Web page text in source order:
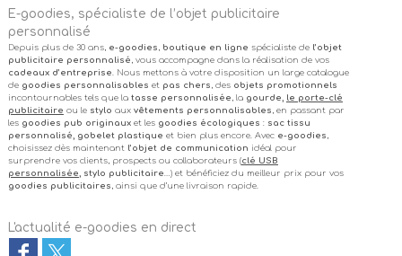
E-goodies, spécialiste de l’objet publicitaire
personnalisé
Depuis plus de 30 ans, e-goodies , boutique en ligne spécialiste de l’objet
publicitaire personnalisé , vous accompagne dans la réalisation de vos
cadeaux d’entreprise. Nous mettons à votre disposition un large catalogue
de goodies personnalisables et pas chers , des objets promotionnels
incontournables tels que la tasse personnalisée , la gourde, le porte-clé
publicitaire ou le stylo aux vêtements personnalisables , en passant par
les goodies pub originauxet les goodies écologiques : sac tissu
personnalisé, gobelet plastique et bien plus encore. Avec e-goodies ,
choisissez dès maintenant l’objet de communication idéal pour
surprendre vos clients, prospects ou collaborateurs (clé USB
personnalisée, stylo publicitaire…) et bénéficiez du meilleur prix pour vos
goodies publicitaires , ainsi que d’une livraison rapide.
L'actualité e-goodies en direct